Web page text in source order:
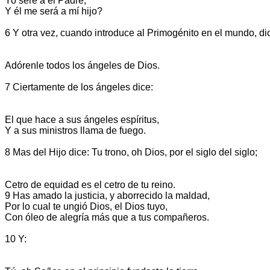
Y él me será a mí hijo?
6 Y otra vez, cuando introduce al Primogénito en el mundo,
Adórenle todos los ángeles de Dios.
7 Ciertamente de los ángeles dice:
El que hace a sus ángeles espíritus,
Y a sus ministros llama de fuego.
8 Mas del Hijo dice: Tu trono, oh Dios, por el siglo del siglo;
Cetro de equidad es el cetro de tu reino.
9 Has amado la justicia, y aborrecido la maldad,
Por lo cual te ungió Dios, el Dios tuyo,
Con óleo de alegría más que a tus compañeros.
10 Y: